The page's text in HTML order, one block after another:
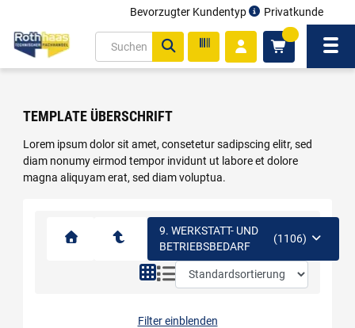
Bevorzugter Kundentyp Privatkunde
TEMPLATE ÜBERSCHRIFT
Lorem ipsum dolor sit amet, consetetur sadipscing elitr, sed
diam nonumy eirmod tempor invidunt ut labore et dolore
magna aliquyam erat, sed diam voluptua.
9. WERKSTATT- UND
BETRIEBSBEDARF
(1106)
Filter einblenden